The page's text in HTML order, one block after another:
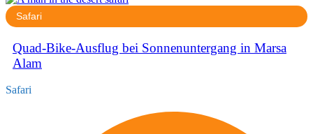
Safari
Quad-Bike-Ausflug bei Sonnenuntergang in Marsa
Alam
Safari